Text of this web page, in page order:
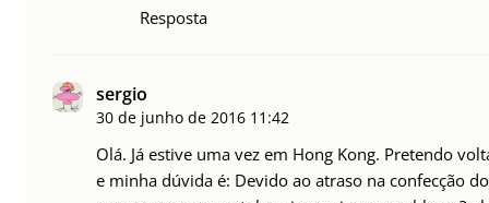
Resposta
sergio
30 de junho de 2016 11:42
Olá. Já estive uma vez em Hong Kong. Pretendo
e minha dúvida é: Devido ao atraso na confecção